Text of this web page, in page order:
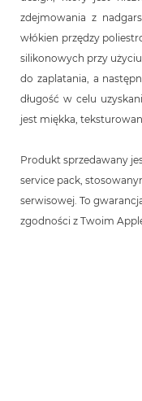
zdejmowania z
włókien przędzy
silikonowych przy
do zaplatania, a
długość w celu
jest miękka,
Produkt sprzedawany
service pack,
serwisowej. To
zgodności z Twoim